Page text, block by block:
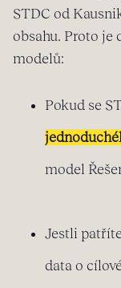
STDC od
obsahu. Proto je
modelů:
Pokud se
model
Jestli
data o